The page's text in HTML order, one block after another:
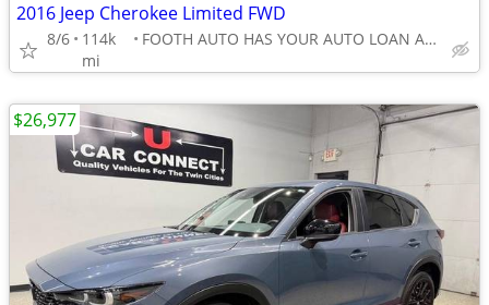
2016 Jeep Cherokee Limited FWD
8/6
114k
mi
FOOTH AUTO HAS YOUR AUTO LOAN APPROVAL!!
$26,977